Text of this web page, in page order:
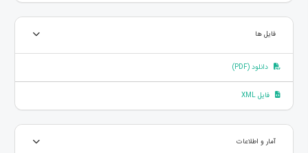
فایل ها
دانلود (PDF)
فایل XML
آمار و اطلاعات